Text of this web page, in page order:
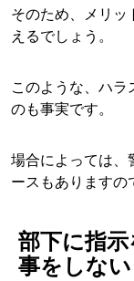
そのため、メリッ
えるでしょう。
このような、ハラ
のも事実です。
場合によっては、
ースもありますの
部下に指
事をしない